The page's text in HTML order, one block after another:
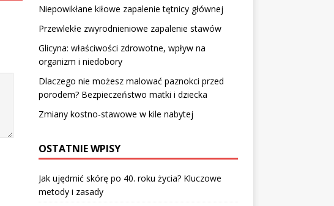
Niepowikłane kiłowe zapalenie tętnicy głównej
Przewlekłe zwyrodnieniowe zapalenie stawów
Glicyna: właściwości zdrowotne, wpływ na
organizm i niedobory
Dlaczego nie możesz malować paznokci przed
porodem? Bezpieczeństwo matki i dziecka
Zmiany kostno-stawowe w kile nabytej
OSTATNIE WPISY
Jak ujędrnić skórę po 40. roku życia? Kluczowe
metody i zasady